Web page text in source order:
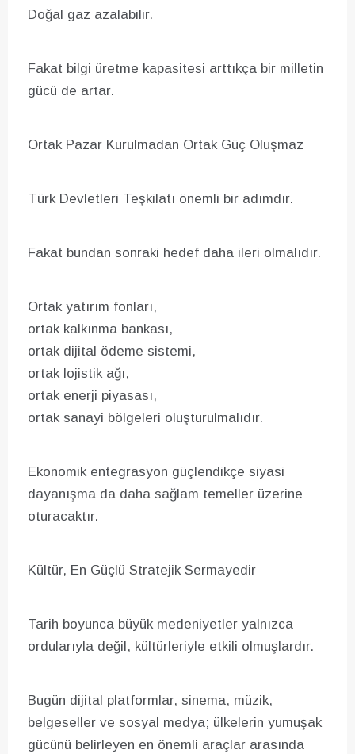
Doğal gaz azalabilir.
Fakat bilgi üretme kapasitesi arttıkça bir milletin
gücü de artar.
Ortak Pazar Kurulmadan Ortak Güç Oluşmaz
Türk Devletleri Teşkilatı önemli bir adımdır.
Fakat bundan sonraki hedef daha ileri olmalıdır.
Ortak yatırım fonları,
ortak kalkınma bankası,
ortak dijital ödeme sistemi,
ortak lojistik ağı,
ortak enerji piyasası,
ortak sanayi bölgeleri oluşturulmalıdır.
Ekonomik entegrasyon güçlendikçe siyasi
dayanışma da daha sağlam temeller üzerine
oturacaktır.
Kültür, En Güçlü Stratejik Sermayedir
Tarih boyunca büyük medeniyetler yalnızca
ordularıyla değil, kültürleriyle etkili olmuşlardır.
Bugün dijital platformlar, sinema, müzik,
belgeseller ve sosyal medya; ülkelerin yumuşak
gücünü belirleyen en önemli araçlar arasında